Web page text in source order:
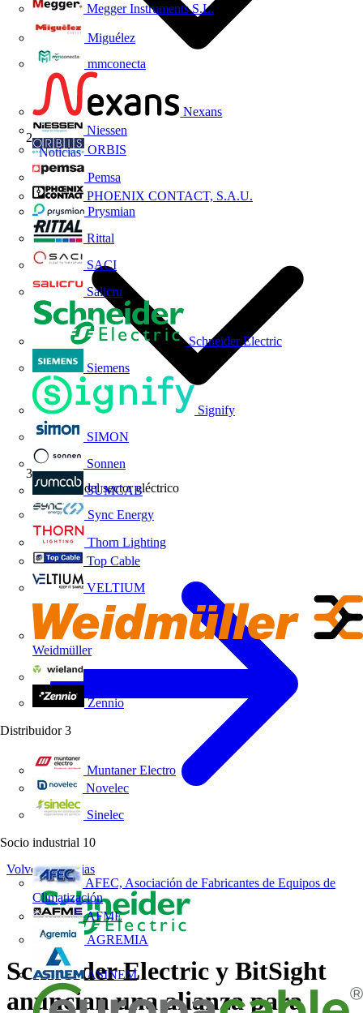
Megger Instruments S.L.
Miguélez
mmconecta
Nexans
Niessen
ORBIS
Pemsa
PHOENIX CONTACT, S.A.U.
Prysmian
Rittal
SACI
Salicru
Schneider Electric
Siemens
Signify
SIMON
Sonnen
SUMCAB
Sync Energy
Thorn Lighting
Top Cable
VELTIUM
Weidmüller
Zennio
Distribuidor 3
Muntaner Electro
Novelec
Sinelec
Socio industrial 10
AFEC, Asociación de Fabricantes de Equipos de
Climatización
AFME
AGREMIA
ASINEM
Noticias
Noticias del sector eléctrico
Volver a Noticias
Schneider Electric y BitSight
anuncian una alianza para